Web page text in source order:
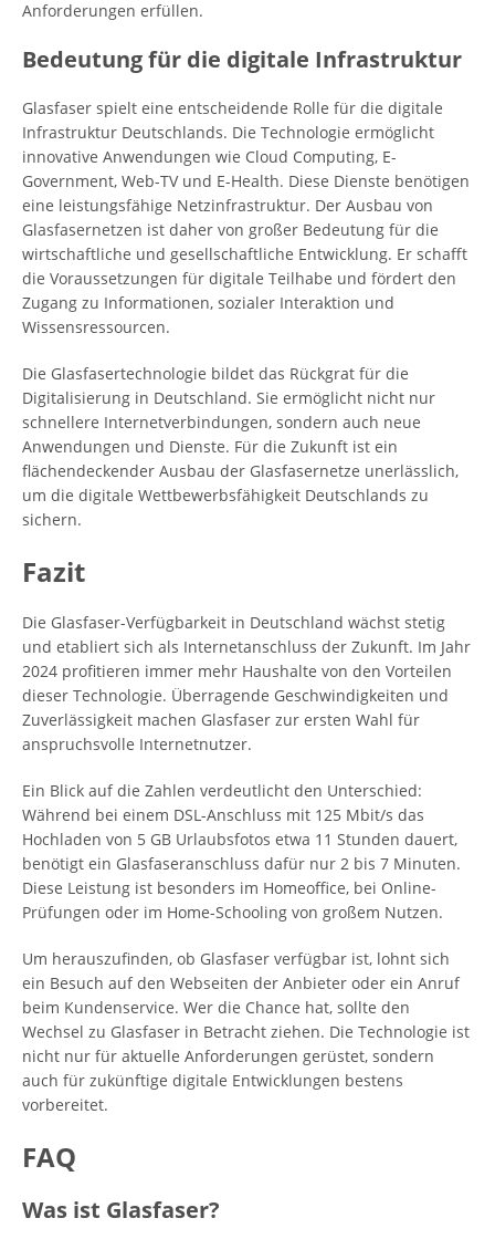
Anforderungen erfüllen.
Bedeutung für die digitale Infrastruktur
Glasfaser spielt eine entscheidende Rolle für die digitale
Infrastruktur Deutschlands. Die Technologie ermöglicht
innovative Anwendungen wie Cloud Computing, E-
Government, Web-TV und E-Health. Diese Dienste benötigen
eine leistungsfähige Netzinfrastruktur. Der Ausbau von
Glasfasernetzen ist daher von großer Bedeutung für die
wirtschaftliche und gesellschaftliche Entwicklung. Er schafft
die Voraussetzungen für digitale Teilhabe und fördert den
Zugang zu Informationen, sozialer Interaktion und
Wissensressourcen.
Die Glasfasertechnologie bildet das Rückgrat für die
Digitalisierung in Deutschland. Sie ermöglicht nicht nur
schnellere Internetverbindungen, sondern auch neue
Anwendungen und Dienste. Für die Zukunft ist ein
flächendeckender Ausbau der Glasfasernetze unerlässlich,
um die digitale Wettbewerbsfähigkeit Deutschlands zu
sichern.
Fazit
Die Glasfaser-Verfügbarkeit in Deutschland wächst stetig
und etabliert sich als Internetanschluss der Zukunft. Im Jahr
2024 profitieren immer mehr Haushalte von den Vorteilen
dieser Technologie. Überragende Geschwindigkeiten und
Zuverlässigkeit machen Glasfaser zur ersten Wahl für
anspruchsvolle Internetnutzer.
Ein Blick auf die Zahlen verdeutlicht den Unterschied:
Während bei einem DSL-Anschluss mit 125 Mbit/s das
Hochladen von 5 GB Urlaubsfotos etwa 11 Stunden dauert,
benötigt ein Glasfaseranschluss dafür nur 2 bis 7 Minuten.
Diese Leistung ist besonders im Homeoffice, bei Online-
Prüfungen oder im Home-Schooling von großem Nutzen.
Um herauszufinden, ob Glasfaser verfügbar ist, lohnt sich
ein Besuch auf den Webseiten der Anbieter oder ein Anruf
beim Kundenservice. Wer die Chance hat, sollte den
Wechsel zu Glasfaser in Betracht ziehen. Die Technologie ist
nicht nur für aktuelle Anforderungen gerüstet, sondern
auch für zukünftige digitale Entwicklungen bestens
vorbereitet.
FAQ
Was ist Glasfaser?